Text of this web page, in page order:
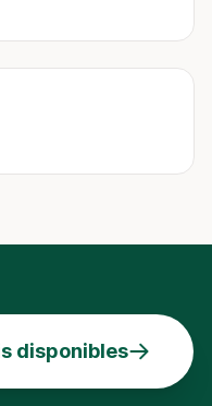
disponibles